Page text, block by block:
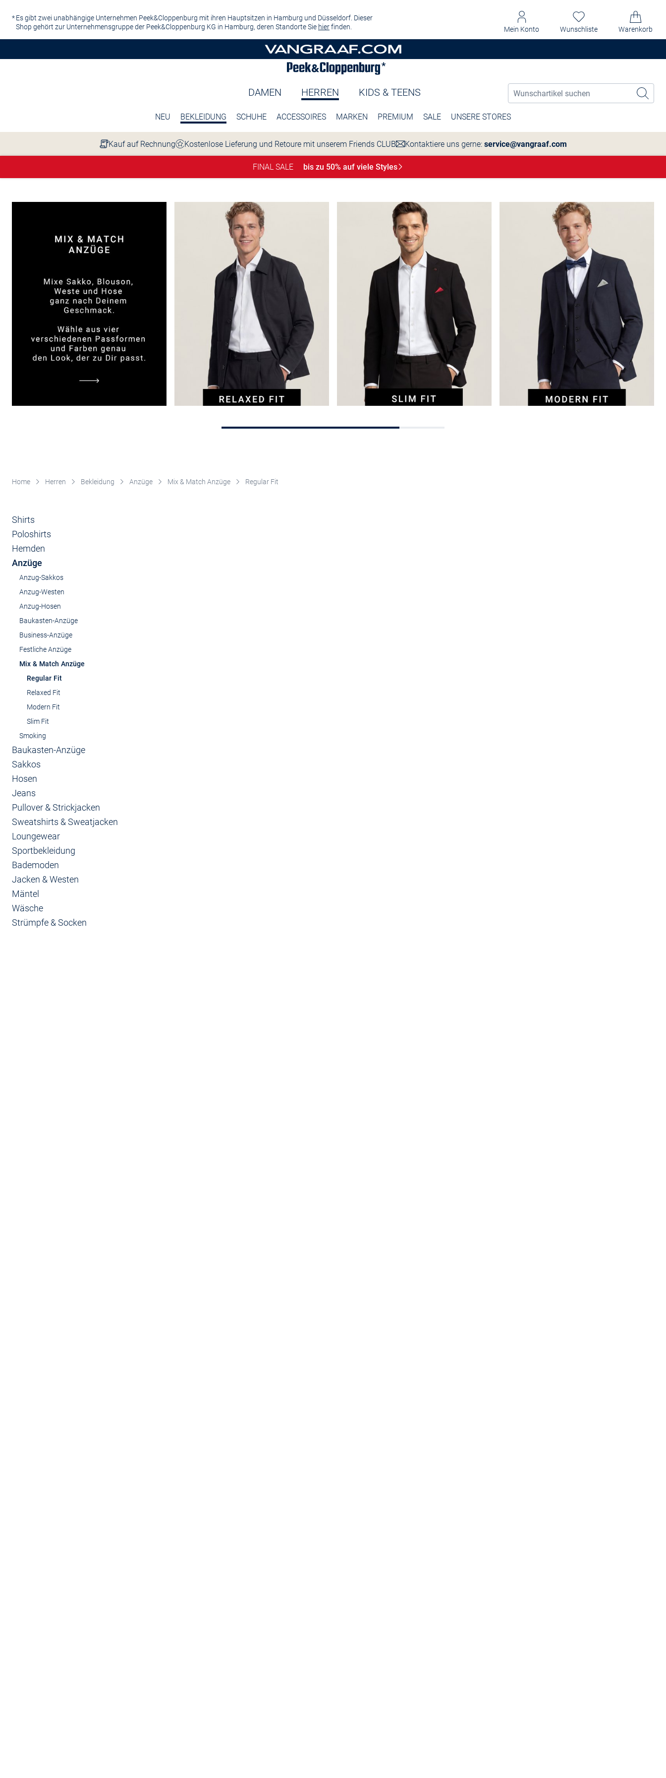
Es gibt zwei unabhängige Unternehmen Peek&Cloppenburg mit ihren Hauptsitzen in Hamburg und Düsseldorf. Dieser
Shop gehört zur Unternehmensgruppe der Peek&Cloppenburg KG in Hamburg, deren Standorte Sie hierfinden. Mein Konto Wunschliste Warenkorb
DAMEN HERREN KIDS & TEENS
NEU BEKLEIDUNG SCHUHE ACCESSOIRES MARKEN PREMIUM SALE UNSERE STORES
Kauf auf Rechnung Kostenlose Lieferung und Retoure mit unserem Friends CLUB Kontaktiere uns gerne: service@vangraaf.com
FINAL SALE bis zu 50% auf viele Styles
Home Herren Bekleidung Anzüge Mix & Match Anzüge Regular Fit
Shirts
Poloshirts
Hemden
Anzüge
Anzug-Sakkos
Anzug-Westen
Anzug-Hosen
Baukasten-Anzüge
Business-Anzüge
Festliche Anzüge
Mix & Match Anzüge
Regular Fit
Relaxed Fit
Modern Fit
Slim Fit
Smoking
Baukasten-Anzüge
Sakkos
Hosen
Jeans
Pullover & Strickjacken
Sweatshirts & Sweatjacken
Loungewear
Sportbekleidung
Bademoden
Jacken & Westen
Mäntel
Wäsche
Strümpfe & Socken